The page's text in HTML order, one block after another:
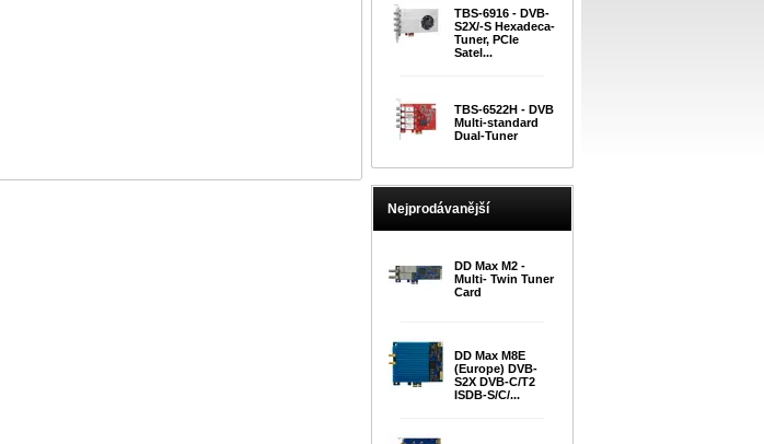
TBS-6916 - DVB-
S2X/-S Hexadeca-
Tuner, PCIe
Satel...
TBS-6522H - DVB
Multi-standard
Dual-Tuner
Nejprodávanější
DD Max M2 -
Multi- Twin Tuner
Card
DD Max M8E
(Europe) DVB-
S2X DVB-C/T2
ISDB-S/C/...